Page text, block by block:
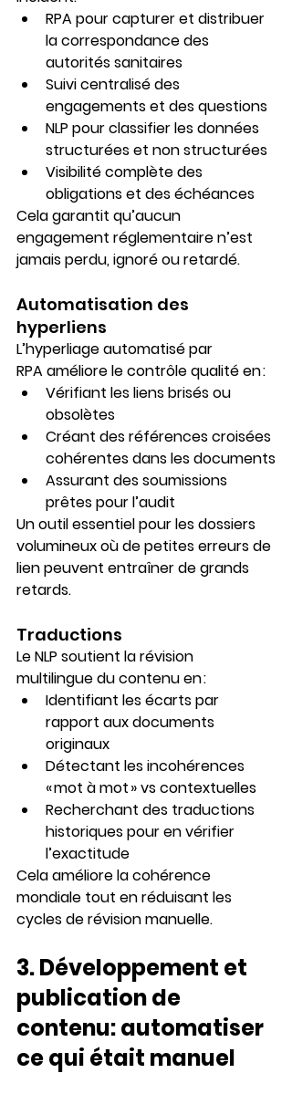
RPA pour capturer et distribuer
la correspondance des
autorités sanitaires
Suivi centralisé des
engagements et des questions
NLP pour classifier les données
structurées et non structurées
Visibilité complète des
obligations et des échéances
Cela garantit qu’aucun
engagement réglementaire n’est
jamais perdu, ignoré ou retardé.
Automatisation des
hyperliens
L’hyperliage automatisé par
RPA améliore le contrôle qualité en :
Vérifiant les liens brisés ou
obsolètes
Créant des références croisées
cohérentes dans les documents
Assurant des soumissions
prêtes pour l’audit
Un outil essentiel pour les dossiers
volumineux où de petites erreurs de
lien peuvent entraîner de grands
retards.
Traductions
Le NLP soutient la révision
multilingue du contenu en :
Identifiant les écarts par
rapport aux documents
originaux
Détectant les incohérences
« mot à mot » vs contextuelles
Recherchant des traductions
historiques pour en vérifier
l’exactitude
Cela améliore la cohérence
mondiale tout en réduisant les
cycles de révision manuelle.
3. Développement et
publication de
contenu: automatiser
ce qui était manuel